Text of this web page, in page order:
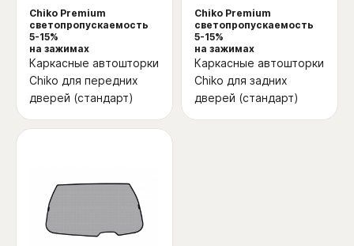
Chiko Premium
светопропускаемость
5-15%
на зажимах
Каркасные автошторки
Chiko для передних
дверей (стандарт)
Chiko Premium
светопропускаемость
5-15%
на зажимах
Каркасные автошторки
Chiko для задних
дверей (стандарт)